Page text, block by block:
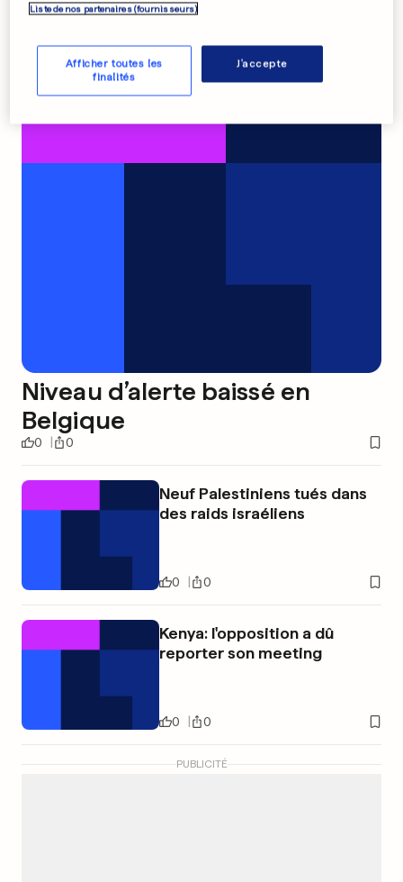
Niveau d’alerte baissé en
Belgique
0 0
Neuf Palestiniens tués dans
des raids israéliens
0 0
Kenya: l'opposition a dû
reporter son meeting
0 0
PUBLICITÉ
Liste de nos partenaires (fournisseurs)
Afficher toutes les
finalités
J'accepte